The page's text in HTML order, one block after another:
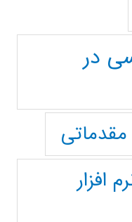
در
افزار